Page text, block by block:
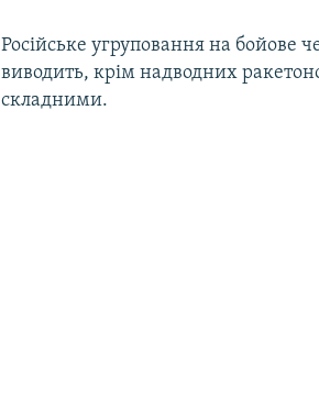
Російське угруповання на бойове
виводить, крім надводних
складними.